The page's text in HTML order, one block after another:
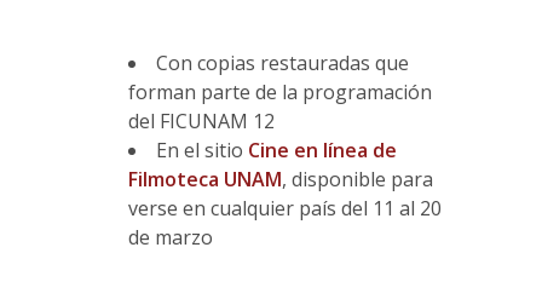
Con copias restauradas que
forman parte de la programación
del FICUNAM 12
En el sitio Cine en línea de
Filmoteca UNAM, disponible para
verse en cualquier país del 11 al 20
de marzo